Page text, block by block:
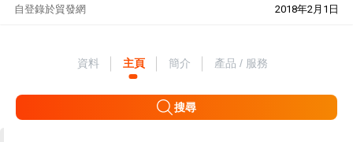
自 2018年2月1日
登錄於貿發網
資料 主頁 簡介 產品 / 服務
搜尋